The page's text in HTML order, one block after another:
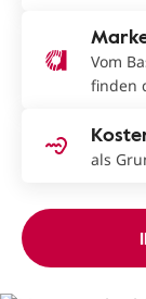
Vom
finden
als